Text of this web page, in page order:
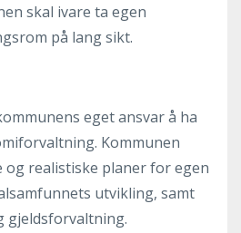
skal ivare ta egen
på lang sikt.
eget ansvar å ha
Kommunen
og realistiske planer for egen
utvikling, samt
gjeldsforvaltning.